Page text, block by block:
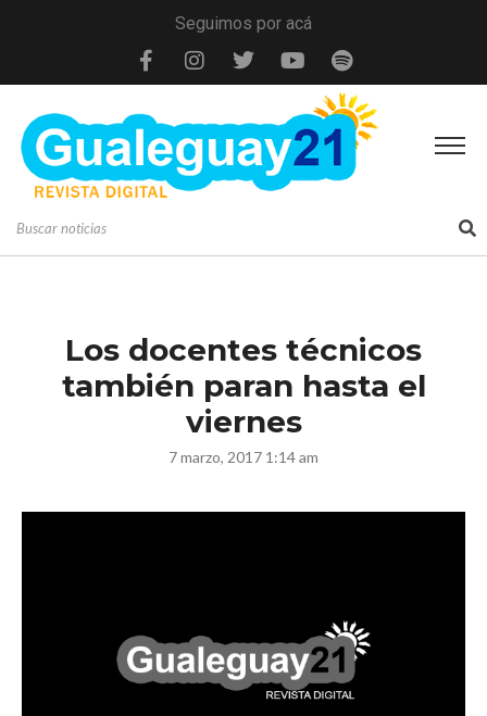
Seguimos por acá
Los docentes técnicos
también paran hasta el
viernes
7 marzo, 2017 1:14 am